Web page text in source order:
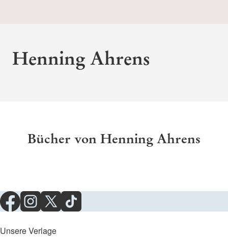
Henning Ahrens
Bücher von Henning Ahrens
Unsere Verlage